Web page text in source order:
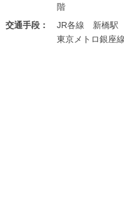
階
交通手段：
JR各線 新橋駅
東京メトロ銀